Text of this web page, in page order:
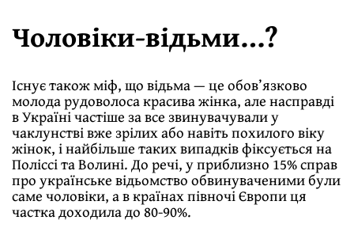
Чоловіки-відьми…?
Існує також міф, що відьма — це обов’язково
молода рудоволоса красива жінка, але насправді
в Україні частіше за все звинувачували у
чаклунстві вже зрілих або навіть похилого віку
жінок, і найбільше таких випадків фіксується на
Поліссі та Волині. До речі, у приблизно 15% справ
про українське відьомство обвинуваченими були
саме чоловіки, а в країнах півночі Європи ця
частка доходила до 80-90%.